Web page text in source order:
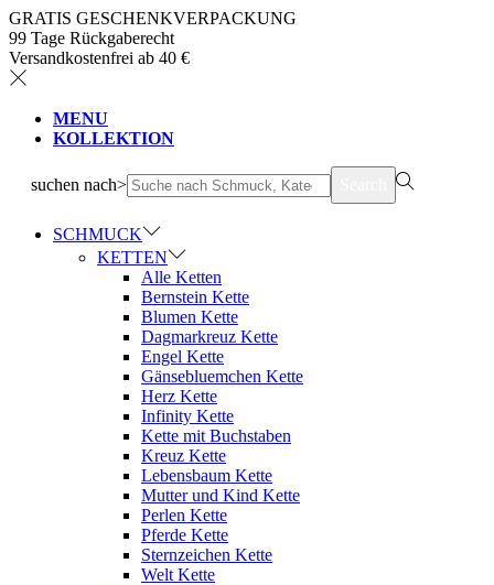
GRATIS GESCHENKVERPACKUNG
99 Tage Rückgaberecht
Versandkostenfrei ab 40 €
MENU
KOLLEKTION
suchen nach>
SCHMUCK
KETTEN
Alle Ketten
Bernstein Kette
Blumen Kette
Dagmarkreuz Kette
Engel Kette
Gänsebluemchen Kette
Herz Kette
Infinity Kette
Kette mit Buchstaben
Kreuz Kette
Lebensbaum Kette
Mutter und Kind Kette
Perlen Kette
Pferde Kette
Sternzeichen Kette
Welt Kette